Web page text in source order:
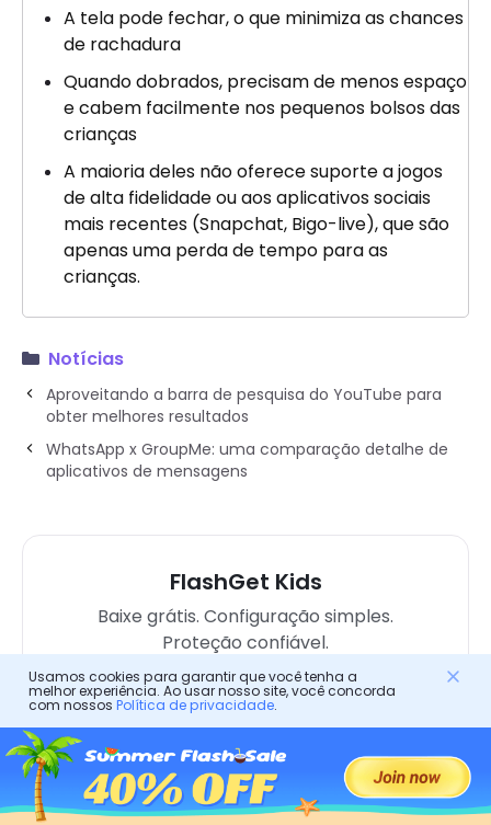
A tela pode fechar, o que minimiza as chances
de rachadura
Quando dobrados, precisam de menos espaço
e cabem facilmente nos pequenos bolsos das
crianças
A maioria deles não oferece suporte a jogos
de alta fidelidade ou aos aplicativos sociais
mais recentes (Snapchat, Bigo-live), que são
apenas uma perda de tempo para as
crianças.
Notícias
Aproveitando a barra de pesquisa do YouTube para
obter melhores resultados
WhatsApp x GroupMe: uma comparação detalhe de
aplicativos de mensagens
FlashGet Kids
Baixe grátis. Configuração simples.
Proteção confiável.
Experimente grátis
Usamos cookies para garantir que você tenha a
melhor experiência. Ao usar nosso site, você concorda
com nossos Política de privacidade.